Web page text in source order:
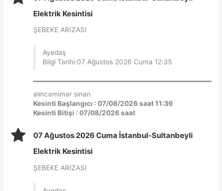
Elektrik Kesintisi
ŞEBEKE ARIZASI
Ayedaş
Bilgi Tarihi:07 Ağustos 2026 Cuma 12:35
alıncamimar sinan
Kesinti Başlangıcı : 07/08/2026 saat 11:36
Kesinti Bitişi : 07/08/2026 saat
07 Ağustos 2026 Cuma İstanbul-Sultanbeyli
Elektrik Kesintisi
ŞEBEKE ARIZASI